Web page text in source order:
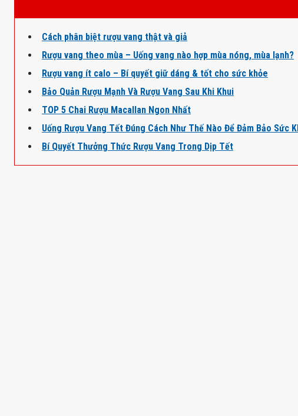
Cách phân biệt rượu vang thật và giả
Rượu vang theo mùa – Uống vang nào hợp mùa nóng, mùa lạnh?
Rượu vang ít calo – Bí quyết giữ dáng & tốt cho sức khỏe
Bảo Quản Rượu Mạnh Và Rượu Vang Sau Khi Khui
TOP 5 Chai Rượu Macallan Ngon Nhất
Uống Rượu Vang Tết Đúng Cách Như Thế Nào Để Đảm Bảo Sức
Bí Quyết Thưởng Thức Rượu Vang Trong Dịp Tết